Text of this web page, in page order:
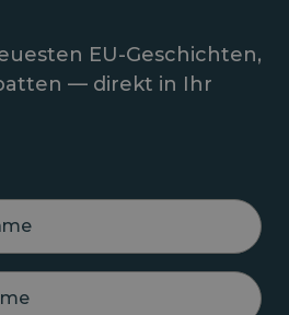
EU-Geschichten,
— direkt in Ihr